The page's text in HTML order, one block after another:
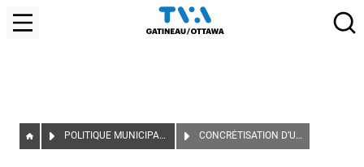
POLITIQUE MUNICIPALE CONCRÉTISATION D’UN COMPLEXE DE DEUX GLACES À BUCKINGHAM